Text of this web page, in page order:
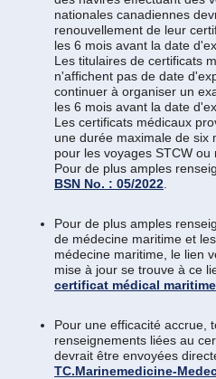
nationales canadiennes
renouvellement de leur
les 6 mois avant la date
Les titulaires de certificats
n'affichent pas de date
continuer à organiser un
les 6 mois avant la date
Les certificats médicaux
une durée maximale de six
pour les voyages STCW ou
Pour de plus amples
BSN No. : 05/2022
Pour de plus amples
de médecine maritime et
médecine maritime, le lien
mise à jour se trouve à ce
certificat médical
Pour une efficacité accrue,
renseignements liées au
devrait être envoyées
TC.Marinemedicine-